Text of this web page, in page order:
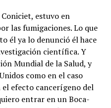
estuvo en
las fumigaciones. Lo que
él ya lo denunció él hace
científica. Y
Mundial de la Salud, y
como en el caso
el efecto cancerígeno del
entrar en un Boca-